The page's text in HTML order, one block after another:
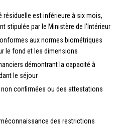
résiduelle est inférieure à six mois,
stipulée par le Ministère de l’Intérieur
aux normes biométriques
le fond et les dimensions
démontrant la capacité à
le séjour
confirmées ou des attestations
des restrictions